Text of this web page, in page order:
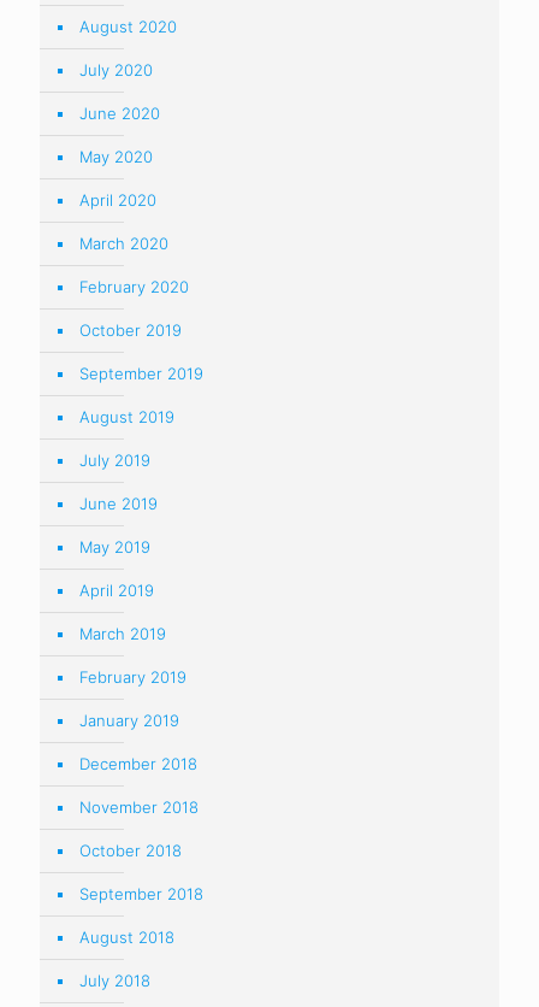
August 2020
July 2020
June 2020
May 2020
April 2020
March 2020
February 2020
October 2019
September 2019
August 2019
July 2019
June 2019
May 2019
April 2019
March 2019
February 2019
January 2019
December 2018
November 2018
October 2018
September 2018
August 2018
July 2018